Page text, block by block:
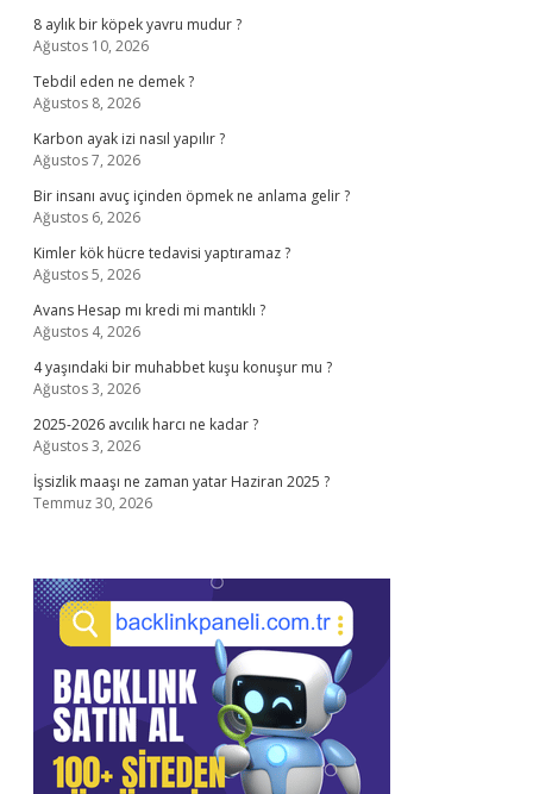
8 aylık bir köpek yavru mudur ?
Ağustos 10, 2026
Tebdil eden ne demek ?
Ağustos 8, 2026
Karbon ayak izi nasıl yapılır ?
Ağustos 7, 2026
Bir insanı avuç içinden öpmek ne anlama gelir ?
Ağustos 6, 2026
Kimler kök hücre tedavisi yaptıramaz ?
Ağustos 5, 2026
Avans Hesap mı kredi mi mantıklı ?
Ağustos 4, 2026
4 yaşındaki bir muhabbet kuşu konuşur mu ?
Ağustos 3, 2026
2025-2026 avcılık harcı ne kadar ?
Ağustos 3, 2026
İşsizlik maaşı ne zaman yatar Haziran 2025 ?
Temmuz 30, 2026